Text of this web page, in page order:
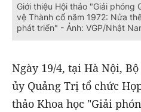
Giới thiệu Hội thảo "Giải phóng
vệ Thành cổ năm 1972: Nửa
phát triển" - Ảnh: VGP/Nhật
Ngày 19/4, tại Hà Nội,
ủy Quảng Trị tổ chức
thảo Khoa học "Giải